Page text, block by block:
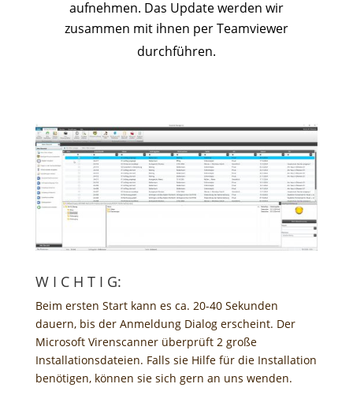
aufnehmen. Das Update werden wir
zusammen mit ihnen per Teamviewer
durchführen.
W I C H T I G:
Beim ersten Start kann es ca. 20-40 Sekunden
dauern, bis der Anmeldung Dialog erscheint. Der
Microsoft Virenscanner überprüft 2 große
Installationsdateien. Falls sie Hilfe für die Installation
benötigen, können sie sich gern an uns wenden.